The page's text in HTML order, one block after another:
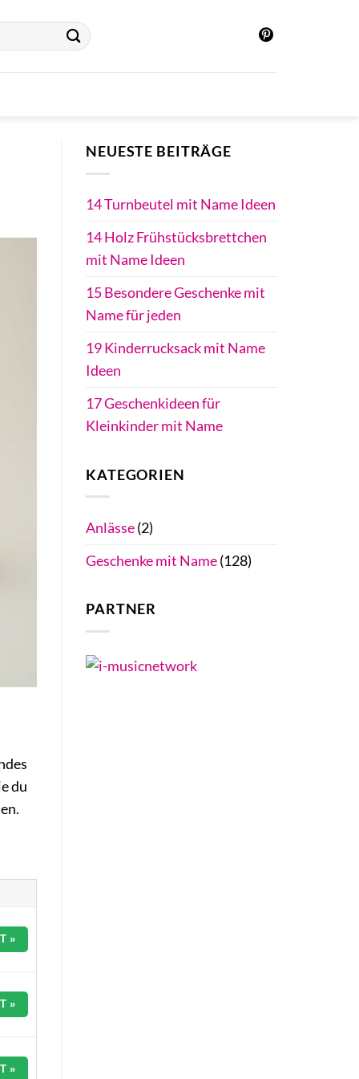
du
»
»
»
NEUESTE BEITRÄGE
14 Turnbeutel mit Name Ideen
14 Holz Frühstücksbrettchen
mit Name Ideen
15 Besondere Geschenke mit
Name für jeden
19 Kinderrucksack mit Name
Ideen
17 Geschenkideen für
Kleinkinder mit Name
KATEGORIEN
Anlässe(2)
Geschenke mit Name(128)
PARTNER